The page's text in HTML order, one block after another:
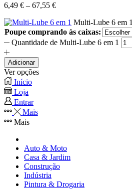
6,49 € – 67,55 €
Multi-Lube 6 em 1
Poupe comprando às caixas:
Quantidade de Multi-Lube 6 em 1
Adicionar
Ver opções
Início
Loja
Entrar
Mais
Mais
Auto & Moto
Casa & Jardim
Construção
Indústria
Pintura & Drogaria